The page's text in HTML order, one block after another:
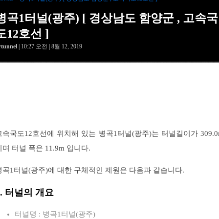
곡1터널(광주) [ 경상남도 함양군 , 고속국
12호선 ]
| 10:27 오전 | 8월 12, 2019
속국도12호선에 위치해 있는 병곡1터널(광주)는 터널길이가
며 터널 폭은 11.9m 입니다.
곡1터널(광주)에 대한 구체적인 제원은 다음과 같습니다.
터널의 개요
터널명 : 병곡1터널(광주)